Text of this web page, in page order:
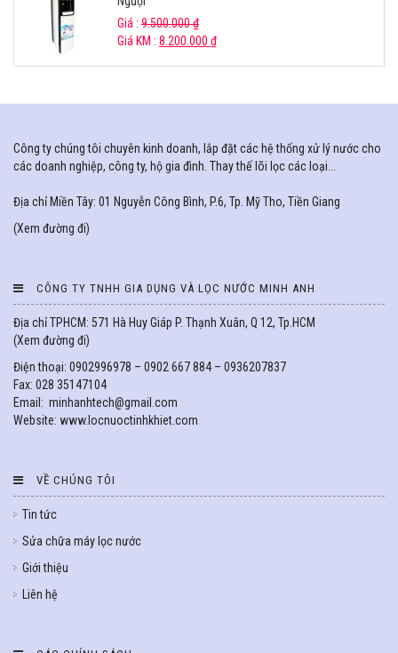
Giá : 9.500.000₫
Giá KM : 8.200.000 ₫
Công ty chúng tôi chuyên kinh doanh, lắp đặt các hệ thống xử lý nước cho
các doanh nghiệp, công ty, hộ gia đình. Thay thế lõi lọc các loại...
Địa chỉ Miền Tây: 01 Nguyễn Công Bình, P.6, Tp. Mỹ Tho, Tiền Giang
(Xem đường đi)
CÔNG TY TNHH GIA DỤNG VÀ LỌC NƯỚC MINH ANH
Địa chỉ TPHCM: 571 Hà Huy Giáp P. Thạnh Xuân, Q 12, Tp.HCM
(Xem đường đi)
Điện thoại: 0902996978 – 0902 667 884 – 0936207837
Fax: 028 35147104
Email: minhanhtech@gmail.com
Website: www.locnuoctinhkhiet.com
VỀ CHÚNG TÔI
Tin tức
Sửa chữa máy lọc nước
Giới thiệu
Liên hệ